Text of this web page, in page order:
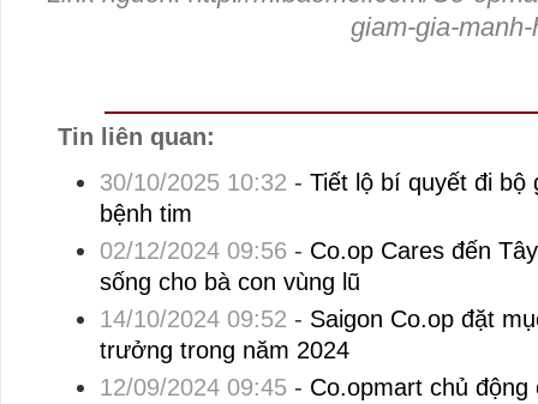
giam-gia-
Tin liên quan:
30/10/2025 10:32 - Tiết lộ bí quyết đi bộ
bệnh tim
02/12/2024 09:56 - Co.op Cares đến
sống cho bà con vùng lũ
14/10/2024 09:52 - Saigon Co.op đặt
trưởng trong năm 2024
12/09/2024 09:45- Co.opmart chủ